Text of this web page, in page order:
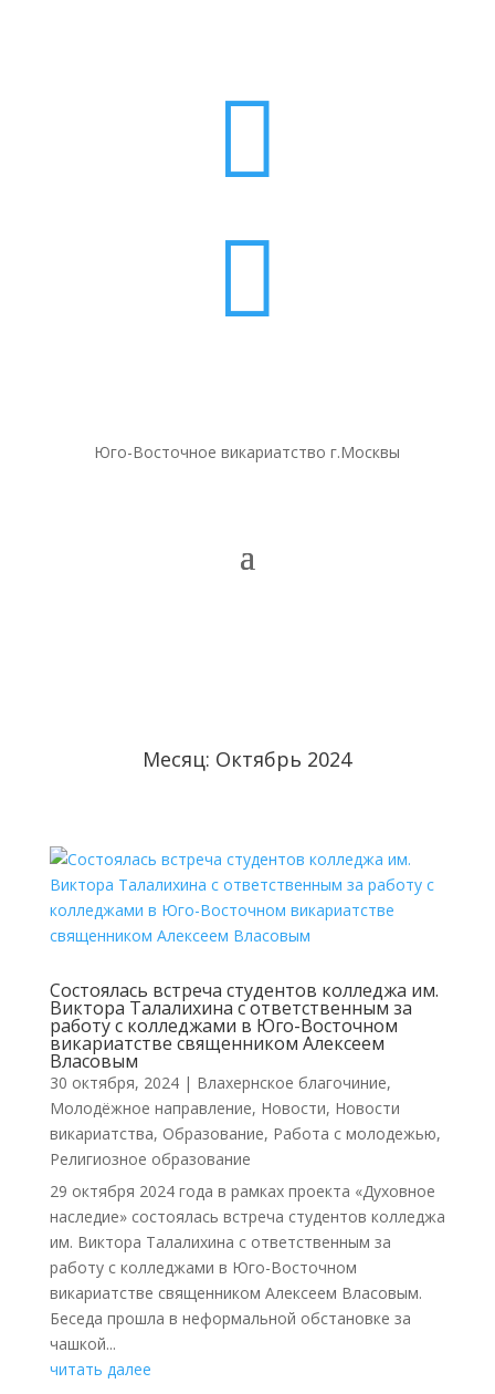


Юго-Восточное викариатство г.Москвы
Месяц: Октябрь 2024
Состоялась встреча студентов колледжа им.
Виктора Талалихина с ответственным за
работу с колледжами в Юго-Восточном
викариатстве священником Алексеем
Власовым
30 октября, 2024| Влахернское благочиние,
Молодёжное направление, Новости, Новости
викариатства, Образование, Работа с молодежью,
Религиозное образование
29 октября 2024 года в рамках проекта «Духовное
наследие» состоялась встреча студентов колледжа
им. Виктора Талалихина с ответственным за
работу с колледжами в Юго-Восточном
викариатстве священником Алексеем Власовым.
Беседа прошла в неформальной обстановке за
чашкой...
читать далее